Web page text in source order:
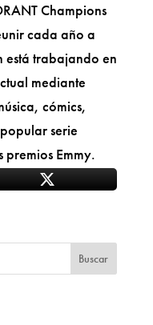
Champions
cada año a
está trabajando en
mediante
cómics,
serie
Emmy.